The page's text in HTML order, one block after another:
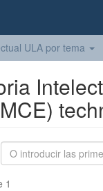
ULA por tema
1